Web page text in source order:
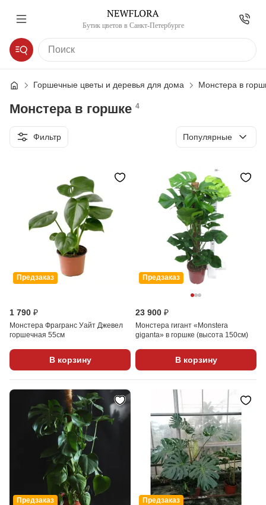
Бутик цветов в Санкт-Петербурге
Горшечные цветы и деревья для дома Монстера в
Монстера в горшке 4
Фильтр Сортировка
Популярные
Предзаказ
1 790 ₽
Монстера Фрагранс Уайт Джевел
горшечная 55см
В корзину
Предзаказ
23 900 ₽
Монстера гигант «Monstera
giganta» в горшке (высота 150см)
В корзину
Предзаказ Предзаказ